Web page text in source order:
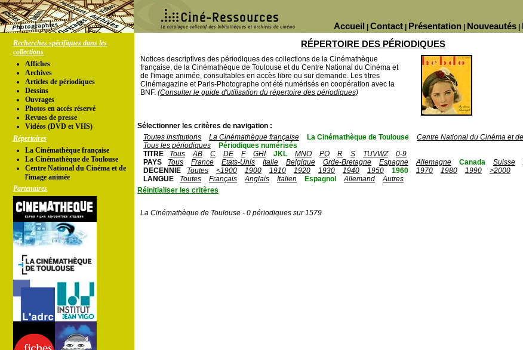
Nouveautés
Présentation
Contact
Accueil
Recherches spécifiques dans les
collections
Affiches
Archives
Articles de périodiques
Dessins
Ouvrages
Photos en accés réservé
Revues de presse
Vidéos (DVD et VHS)
Répertoires
La Cinémathèque française
La Cinémathèque de Toulouse
Centre National du Cinéma et de
l'image animée
Partenaires
RÉPERTOIRE DES PÉRIODIQUES
Notices descriptives des périodiques des collections de la Cinémathèque
française, de la Cinémathèque de Toulouse et du Centre National du Cinéma et
de l'image animée, consultables en accès libre ou sur demande. Les titres
Cinémagazine et Paris-Photographe ont été numérisés en coopération avec la
BNF. (Consulter le guide d'utilisation du répertoire des périodiques)
Sélectionner les critères de navigation :
Toutes institutions
La Cinémathèque française La Cinémathèque de Toulouse
Centre National du Cinéma et
Tous les périodiques
Périodiques numérisés
TITRE
Tous AB C DE F GHI JKL MNO PQ R S TUVWZ
0-9
PAYS
Tous France Etats-Unis Italie Belgique Grde-Bretagne Espagne Allemagne Canada Suisse
DECENNIE
Toutes <1900 1900 1910 1920 1930 1940 1950 1960 1970 1980 1990
>2000
LANGUE
Toutes Français Anglais Italien Espagnol Allemand
Autres
Réinitialiser les critères
La Cinémathèque de Toulouse - 0 périodiques sur 1579